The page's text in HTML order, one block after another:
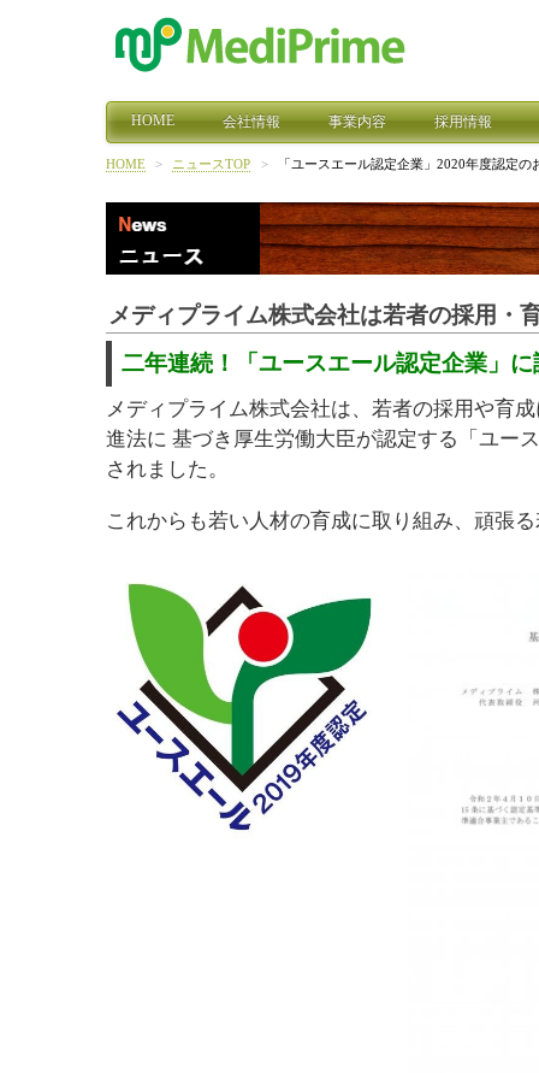
HOME 会社情報 事業内容 採用情報
HOME > ニュースTOP > 「ユースエール認定企業」2020年度認定の
メディプライム株式会社は若者の採用・
二年連続！「ユースエール認定企業」
メディプライム株式会社は、若者の採用や育
進法に 基づき厚生労働大臣が認定する「ユー
されました。
これからも若い人材の育成に取り組み、頑張